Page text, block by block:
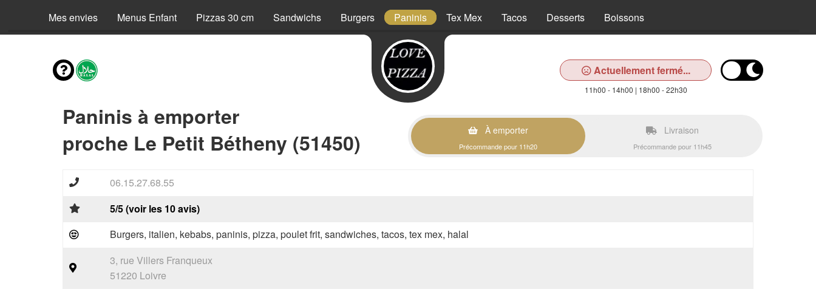
Mes envies Menus Enfant Pizzas 30 cm Sandwichs Burgers Paninis Tex Mex Tacos Desserts Boissons
Actuellement fermé...
11h00 - 14h00 | 18h00 - 22h30
Paninis à emporter
proche Le Petit Bétheny (51450)
À emporter
Précommande pour 11h20
Livraison
Précommande pour 11h45
06.15.27.68.55
5/5 (voir les 10 avis)
Burgers, italien, kebabs, paninis, pizza, poulet frit, sandwiches, tacos, tex mex, halal
3, rue Villers Franqueux
51220 Loivre